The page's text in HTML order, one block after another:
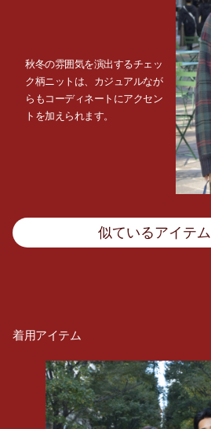
秋冬の雰囲気を演出するチェッ
ク柄ニットは、カジュアルなが
らもコーディネートにアクセン
トを加えられます。
似ているアイテ
着用アイテム